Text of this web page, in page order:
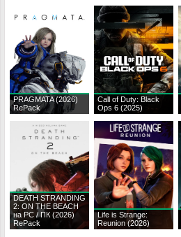
PRAGMATA (2026)
RePack
Call of Duty: Black
Ops 6 (2025)
DEATH STRANDING
2: ON THE BEACH
на PC / ПК (2026)
RePack
Life is Strange:
Reunion (2026)